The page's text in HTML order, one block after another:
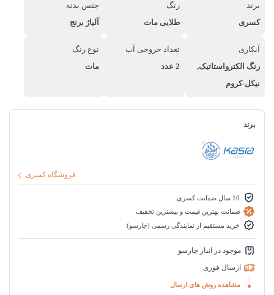
برند
کسری
رنگ
طلایی مات
جنس بدنه
آلیاژ برنج
آبکاری
رنگ الکترواستاتیک,
نیکل-کروم
تعداد خروجی آب
2 عدد
نوع رنگ
مات
برند
فروشگاه کسری
10 سال ضمانت کسری
ضمانت بهترین قیمت و بیشترین تخفیف
خرید مستقیم از نمایندگی رسمی (چارسو)
موجود در انبار چارسو
ارسال فوری
مشاهده روش های ارسال